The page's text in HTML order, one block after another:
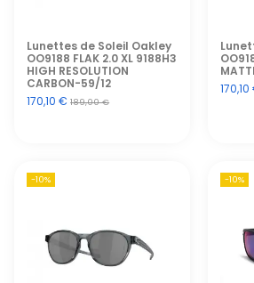
Lunettes de Soleil Oakley
OO9188 FLAK 2.0 XL 9188H3
HIGH RESOLUTION
CARBON-59/12
170,10 €189,00 €
-10% -10%